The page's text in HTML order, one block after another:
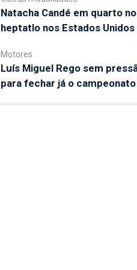
Natacha Candé em quarto no
heptatlo nos Estados Unidos
Motores
Luís Miguel Rego sem
para fechar já o campeonato